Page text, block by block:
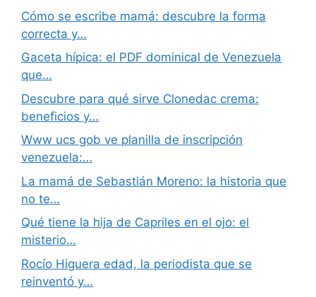
Cómo se escribe mamá: descubre la forma
correcta y…
Gaceta hípica: el PDF dominical de Venezuela
que…
Descubre para qué sirve Clonedac crema:
beneficios y…
Www ucs gob ve planilla de inscripción
venezuela:…
La mamá de Sebastián Moreno: la historia que
no te…
Qué tiene la hija de Capriles en el ojo: el
misterio…
Rocío Higuera edad, la periodista que se
reinventó y…